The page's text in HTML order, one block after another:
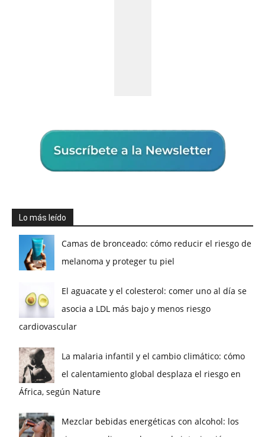
Lo más leído
Camas de bronceado: cómo reducir el riesgo de
melanoma y proteger tu piel
El aguacate y el colesterol: comer uno al día se
asocia a LDL más bajo y menos riesgo
cardiovascular
La malaria infantil y el cambio climático: cómo
el calentamiento global desplaza el riesgo en
África, según Nature
Mezclar bebidas energéticas con alcohol: los